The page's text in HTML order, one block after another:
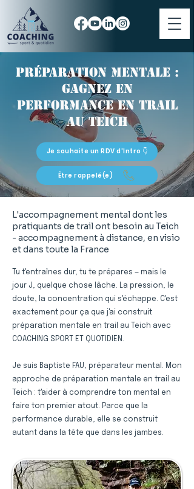
Préparation mentale :
gagnez en
performance en trail
au Teich
Je souhaite un RDV d'Intro 👇
Être rappelé(e)
L'accompagnement mental dont les
pratiquants de trail ont besoin au Teich
- accompagnement à distance, en visio
et dans toute la France
Tu t'entraînes dur, tu te prépares — mais le
jour J, quelque chose lâche. La pression, le
doute, la concentration qui s'échappe. C'est
exactement pour ça que j'ai construit
préparation mentale en trail au Teich avec
COACHING SPORT ET QUOTIDIEN.
Je suis Baptiste FAU, préparateur mental. Mon
approche de préparation mentale en trail au
Teich : t'aider à comprendre ton mental en
faire ton premier atout. Parce que la
performance durable, elle se construit
autant dans la tête que dans les jambes.